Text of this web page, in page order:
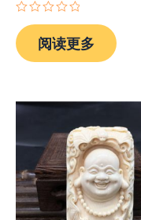
评
分
0
&sol;
阅读更多